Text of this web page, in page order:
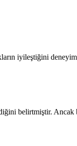
iyileştiğini
belirtmiştir.